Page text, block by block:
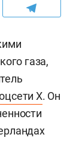
газа,
X. Он